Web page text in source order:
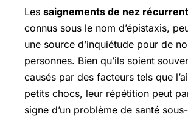
Les saignements de nez
connus sous le nom d’épistaxis,
une source d’inquiétude pour de
personnes. Bien qu’ils soient
causés par des facteurs tels que
petits chocs, leur répétition peut
signe d’un problème de santé